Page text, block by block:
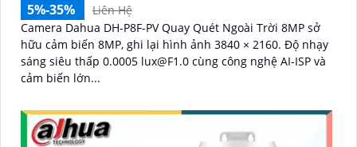
5%-35%
Liên Hệ
Camera Dahua DH-P8F-PV Quay Quét Ngoài Trời 8MP sở
hữu cảm biến 8MP, ghi lại hình ảnh 3840 × 2160. Độ nhạy
sáng siêu thấp 0.0005 lux@F1.0 cùng công nghệ AI-ISP và
cảm biến lớn...